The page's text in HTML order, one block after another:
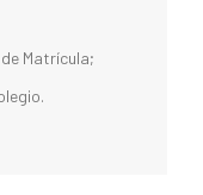
Matrícula;